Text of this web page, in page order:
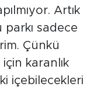
Artık
sadece
Çünkü
karanlık
içebilecekleri